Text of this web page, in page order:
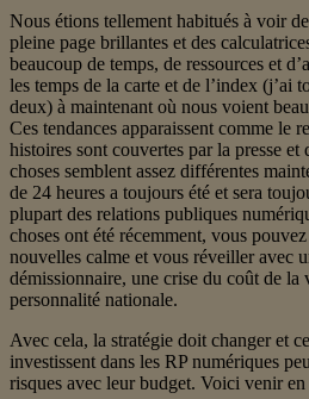
Nous étions tellement habitués à voir
pleine page brillantes et des
beaucoup de temps, de ressources et
les temps de la carte et de l’index (j’ai
deux) à maintenant où nous voient
Ces tendances apparaissent comme le
histoires sont couvertes par la presse et
choses semblent assez différentes
de 24 heures a toujours été et sera
plupart des relations publiques
choses ont été récemment, vous
nouvelles calme et vous réveiller avec
démissionnaire, une crise du coût de la
personnalité nationale.
Avec cela, la stratégie doit changer et
investissent dans les RP numériques
risques avec leur budget. Voici venir